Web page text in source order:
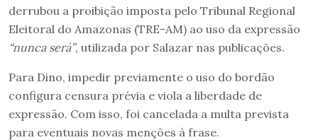
derrubou a proibição imposta pelo Tribunal Regional
Eleitoral do Amazonas (TRE-AM) ao uso da expressão
“nunca será”, utilizada por Salazar nas publicações.
Para Dino, impedir previamente o uso do bordão
configura censura prévia e viola a liberdade de
expressão. Com isso, foi cancelada a multa prevista
para eventuais novas menções à frase.